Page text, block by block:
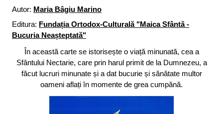
Autor: Maria Bâgiu Marino
Editura: Fundația Ortodox-Culturală "Maica Sfântă -
Bucuria Neașteptată"
În această carte se istorisește o viață minunată, cea a
Sfântului Nectarie, care prin harul primit de la Dumnezeu, a
făcut lucruri minunate și a dat bucurie și sănătate multor
oameni aflați în momente de grea cumpănă.